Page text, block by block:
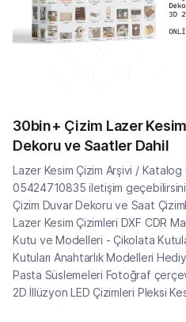
30bin+ Çizim Lazer
Dekoru ve Saatler Dahil
Lazer Kesim Çizim Arşivi /
05424710835 iletişim
Çizim Duvar Dekoru ve Saat
Lazer Kesim Çizimleri DXF CDR
Kutu ve Modelleri - Çikolata
Kutuları Anahtarlık Modelleri
Pasta Süslemeleri Fotoğraf
2D İllüzyon LED Çizimleri Pleksi